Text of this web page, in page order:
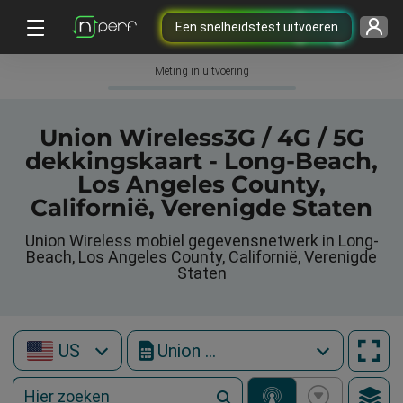
Een snelheidstest uitvoeren
Meting in uitvoering
Union Wireless3G / 4G / 5G
dekkingskaart - Long-Beach,
Los Angeles County,
Californië, Verenigde Staten
Union Wireless mobiel gegevensnetwerk in Long-
Beach, Los Angeles County, Californië, Verenigde
Staten
US Union Wireless